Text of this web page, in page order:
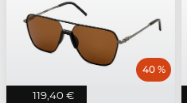
119,40 €
40 %